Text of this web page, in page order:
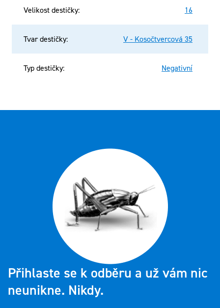
Velikost destičky: 16
Tvar destičky: V - Kosočtvercová 35
Typ destičky: Negativní
Přihlaste se k odběru a už vám nic
neunikne. Nikdy.